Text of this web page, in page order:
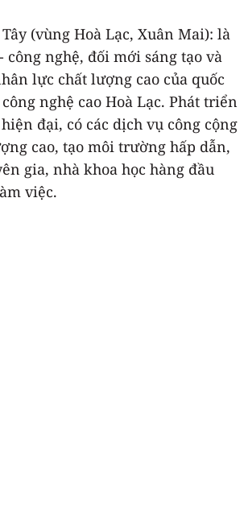
(vùng Hoà Lạc, Xuân Mai): là
công nghệ, đối mới sáng tạo và
lực chất lượng cao của quốc
nghệ cao Hoà Lạc. Phát triển
đại, có các dịch vụ công cộng
cao, tạo môi trường hấp dẫn,
gia, nhà khoa học hàng đầu
việc.